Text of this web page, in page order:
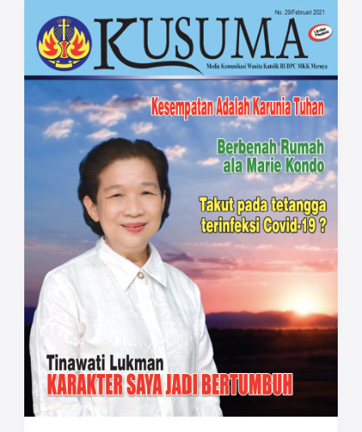
khususnya di Indonesia. Jumlah korban
meningkat drastis, rumah sakit penuh tak
dapat lagi menampung pasien, keadaan
semakin genting. Untuk menekan laju
pertumbuhan Covid-19 yang tak terkendali,
pemerintah akhirnya mengambil sikap
dengan Pemberlakuan Pembatasan
Kegiatan Masyarakat (PPKM) darurat. Ruang
gerak kita semakin terbatas!